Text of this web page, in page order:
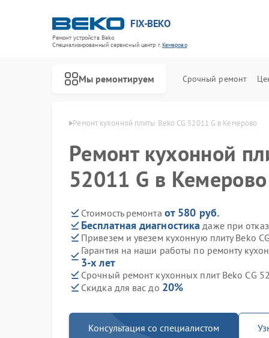
FIX-BEKO
Ремонт устройств Beko
Специализированный cервисный центр г.Кемерово
Мы ремонтируем Срочный ремонт
Beko в Кемерово Ремонт кухонной плиты Beko CG 52011 G в Кемерово
Ремонт кухонной
52011 G в Кемерово
Стоимость ремонта от 580 руб.
Бесплатная диагностика даже при
Привезем и увезем кухонную плиту Beko
Гарантия на наши работы по ремонту
3-х лет
Срочный ремонт кухонных плит Beko CG
Скидка для вас до 20%
Консультация со специалистом